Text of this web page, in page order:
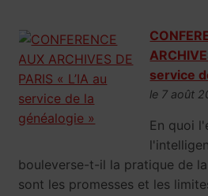
service
le 7 août
En quoi
bouleverse-t-il la pratique de
sont les promesses et les